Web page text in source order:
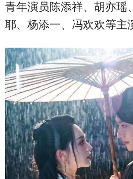
青年演员陈添祥、胡亦瑶
耶、杨添一、冯欢欢等主